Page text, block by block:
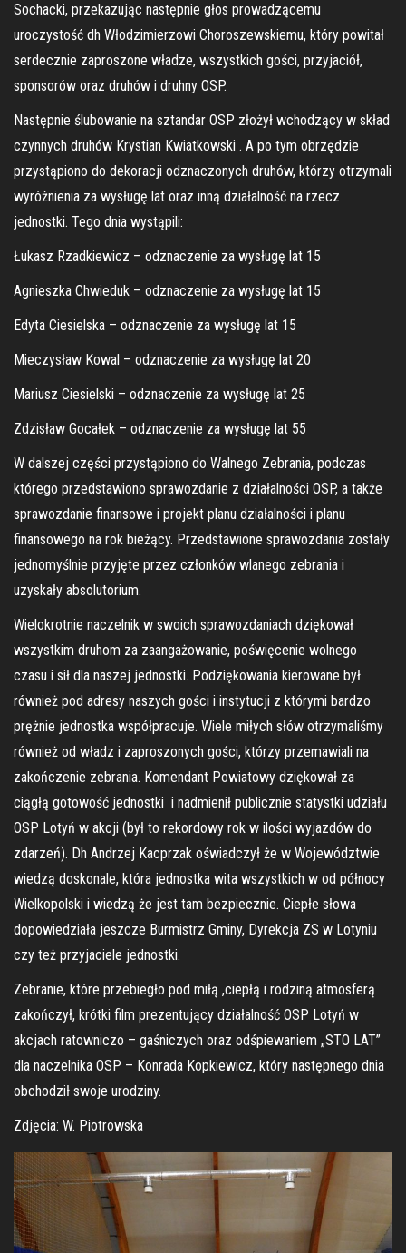
Sochacki, przekazując następnie głos prowadzącemu
uroczystość dh Włodzimierzowi Choroszewskiemu, który powitał
serdecznie zaproszone władze, wszystkich gości, przyjaciół,
sponsorów oraz druhów i druhny OSP.
Następnie ślubowanie na sztandar OSP złożył wchodzący w skład
czynnych druhów Krystian Kwiatkowski . A po tym obrzędzie
przystąpiono do dekoracji odznaczonych druhów, którzy otrzymali
wyróżnienia za wysługę lat oraz inną działalność na rzecz
jednostki. Tego dnia wystąpili:
Łukasz Rzadkiewicz – odznaczenie za wysługę lat 15
Agnieszka Chwieduk – odznaczenie za wysługę lat 15
Edyta Ciesielska – odznaczenie za wysługę lat 15
Mieczysław Kowal – odznaczenie za wysługę lat 20
Mariusz Ciesielski – odznaczenie za wysługę lat 25
Zdzisław Gocałek – odznaczenie za wysługę lat 55
W dalszej części przystąpiono do Walnego Zebrania, podczas
którego przedstawiono sprawozdanie z działalności OSP, a także
sprawozdanie finansowe i projekt planu działalności i planu
finansowego na rok bieżący. Przedstawione sprawozdania zostały
jednomyślnie przyjęte przez członków wlanego zebrania i
uzyskały absolutorium.
Wielokrotnie naczelnik w swoich sprawozdaniach dziękował
wszystkim druhom za zaangażowanie, poświęcenie wolnego
czasu i sił dla naszej jednostki. Podziękowania kierowane był
również pod adresy naszych gości i instytucji z którymi bardzo
prężnie jednostka współpracuje. Wiele miłych słów otrzymaliśmy
również od władz i zaproszonych gości, którzy przemawiali na
zakończenie zebrania. Komendant Powiatowy dziękował za
ciągłą gotowość jednostki i nadmienił publicznie statystki udziału
OSP Lotyń w akcji (był to rekordowy rok w ilości wyjazdów do
zdarzeń). Dh Andrzej Kacprzak oświadczył że w Województwie
wiedzą doskonale, która jednostka wita wszystkich w od północy
Wielkopolski i wiedzą że jest tam bezpiecznie. Ciepłe słowa
dopowiedziała jeszcze Burmistrz Gminy, Dyrekcja ZS w Lotyniu
czy też przyjaciele jednostki.
Zebranie, które przebiegło pod miłą ,ciepłą i rodziną atmosferą
zakończył, krótki film prezentujący działalność OSP Lotyń w
akcjach ratowniczo – gaśniczych oraz odśpiewaniem „STO LAT”
dla naczelnika OSP – Konrada Kopkiewicz, który następnego dnia
obchodził swoje urodziny.
Zdjęcia: W. Piotrowska